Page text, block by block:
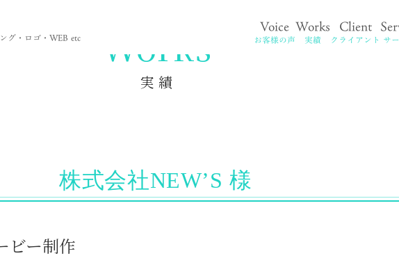
グ・ロゴ・WEB etc
Voice
お客様の声
Works
実績
Client
クライアント サ
Works
実 績
株式会社NEW’S 様
ビー制作